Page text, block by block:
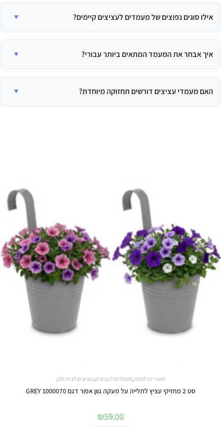
מגנים על משטחים מנזקי מים ואדמה, ומעמדים עם גלגלים מספקים ניידות ונוחות
בהזזת העציצים.
אילו סוגים נפוצים של מעמדים לעציצים קיימים?
מעמדים עם גלגלים לנוחות וניידות, ומעמדים מעוצבים לבית שמשתלבים עם
הריהוט הקיים מחומרים כמו עץ או מתכת מוזהבת.
איך אבחר את המעמד המתאים ביותר עבורי?
או בלי). חשוב גם להתאים את העיצוב לסגנון הכללי של החלל ולשקול את
דרישות התחזוקה של החומר הנבחר.
האם מעמדי עציצים דורשים תחזוקה מיוחדת?
מוצרי נוי לגינה,מעמדים לעציצים,עציצים לבית ולגן
סט 2 מחזיקי עציץ לתלייה על מעקה גוון אפור דגם 1000070 GREY
₪59.00